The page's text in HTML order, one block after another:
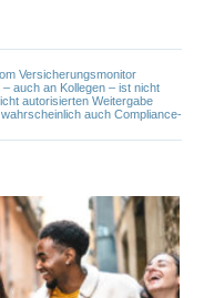
Versicherungsmonitor
auch an Kollegen – ist nicht
autorisierten Weitergabe
auch Compliance-